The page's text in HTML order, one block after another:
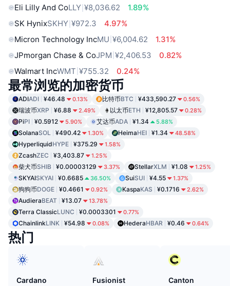
Eli Lilly And CoLLY ¥8,036.62
1.89%
SK HynixSKHY ¥972.3
4.97%
Micron Technology IncMU ¥6,004.62
1.31%
JPmorgan Chase & CoJPM ¥2,406.53
0.82%
Walmart IncWMT ¥755.32 0.24%
最常浏览的加密货币
ADIADI ¥46.48 0.13% 比特币BTC ¥433,590.27 0.56%
瑞波币XRP ¥6.88 2.49% 以太币ETH ¥12,805.57 0.28%
PiPI ¥0.5912 5.90% 艾达币ADA ¥1.34 5.88%
SolanaSOL ¥490.42 1.30% HeimaHEI ¥1.34 48.58%
HyperliquidHYPE ¥375.29 1.58%
ZcashZEC ¥3,403.87 1.25%
柴犬币SHIB ¥0.00003129 3.37% StellarXLM ¥1.08 1.25%
SKYAISKYAI ¥0.6685 36.50% SuiSUI ¥4.55 1.37%
狗狗币DOGE ¥0.4661 0.92% KaspaKAS ¥0.1716 2.62%
AudieraBEAT ¥13.07 13.78%
Terra ClassicLUNC ¥0.0003301 0.77%
ChainlinkLINK ¥54.98 0.08% HederaHBAR ¥0.46 0.64%
热门
Cardano Fusionist Canton